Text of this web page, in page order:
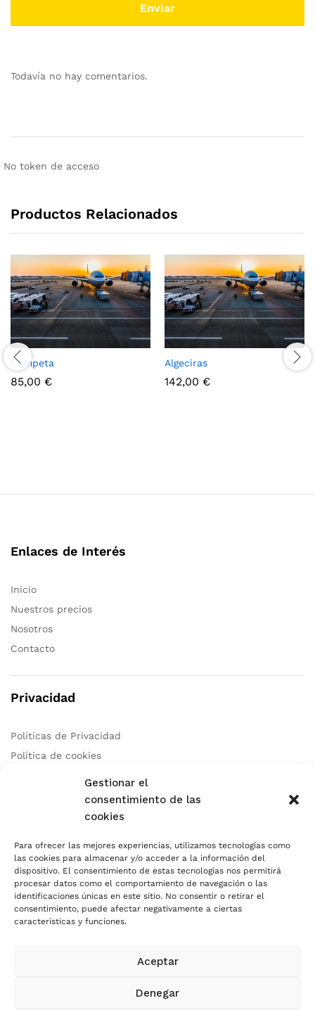
Gestionar el
consentimiento de las
cookies
Para ofrecer las mejores experiencias, utilizamos tecnologías como
las cookies para almacenar y/o acceder a la información del
dispositivo. El consentimiento de estas tecnologías nos permitirá
procesar datos como el comportamiento de navegación o las
identificaciones únicas en este sitio. No consentir o retirar el
consentimiento, puede afectar negativamente a ciertas
características y funciones.
Aceptar
Denegar
Todavía no hay comentarios.
No token de acceso
Productos Relacionados
Competa
85,00 €
Algeciras
142,00 €
Enlaces de Interés
Inicio
Nuestros precios
Nosotros
Contacto
Privacidad
Políticas de Privacidad
Política de cookies
Teléfono:+34 678 97 83 46
Correo:
info@autocaresidea.com
Dirección: Calle Carril de Guetara 35 Malaga, Malaga 29004